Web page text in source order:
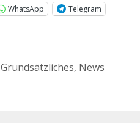
WhatsApp
Telegram
Grundsätzliches, News